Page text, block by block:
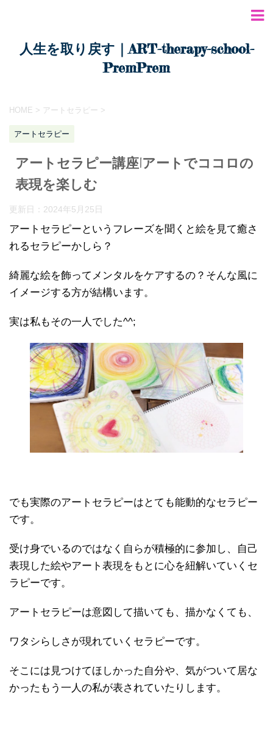
人生を取り戻す｜ART-therapy-school-
PremPrem
HOME > アートセラピー >
アートセラピー
アートセラピー講座|アートでココロの
表現を楽しむ
更新日： 2024年5月25日
アートセラピーというフレーズを聞くと絵を見て癒さ
れるセラピーかしら？
綺麗な絵を飾ってメンタルをケアするの？そんな風に
イメージする方が結構います。
実は私もその一人でした^^;
でも実際のアートセラピーはとても能動的なセラピー
です。
受け身でいるのではなく自らが積極的に参加し、自己
表現した絵やアート表現をもとに心を紐解いていくセ
ラピーです。
アートセラピーは意図して描いても、描かなくても、
ワタシらしさが現れていくセラピーです。
そこには見つけてほしかった自分や、気がついて居な
かったもう一人の私が表されていたりします。